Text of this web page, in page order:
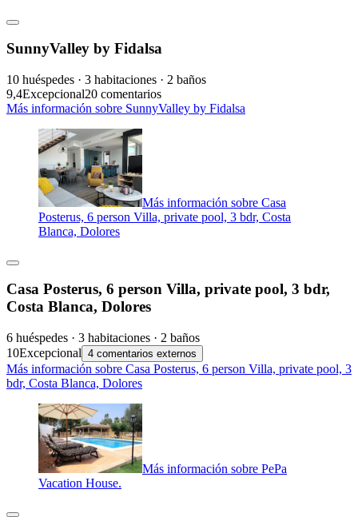
SunnyValley by Fidalsa
10 huéspedes · 3 habitaciones · 2 baños
9,4Excepcional20 comentarios
Más información sobre SunnyValley by Fidalsa
Más información sobre Casa
Posterus, 6 person Villa, private pool, 3 bdr, Costa
Blanca, Dolores
Casa Posterus, 6 person Villa, private pool, 3 bdr,
Costa Blanca, Dolores
6 huéspedes · 3 habitaciones · 2 baños
10Excepcional 4 comentarios externos
Más información sobre Casa Posterus, 6 person Villa, private pool, 3
bdr, Costa Blanca, Dolores
Más información sobre PePa
Vacation House.